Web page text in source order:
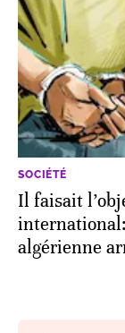
SOCIÉTÉ
Il faisait
algérienne